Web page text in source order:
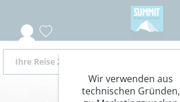
Ihre Reise 2026
Wir verwenden aus
technischen Gründen,